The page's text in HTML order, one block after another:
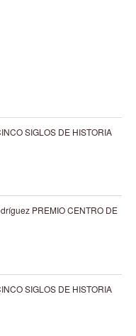
SIGLOS DE HISTORIA
PREMIO CENTRO DE
SIGLOS DE HISTORIA